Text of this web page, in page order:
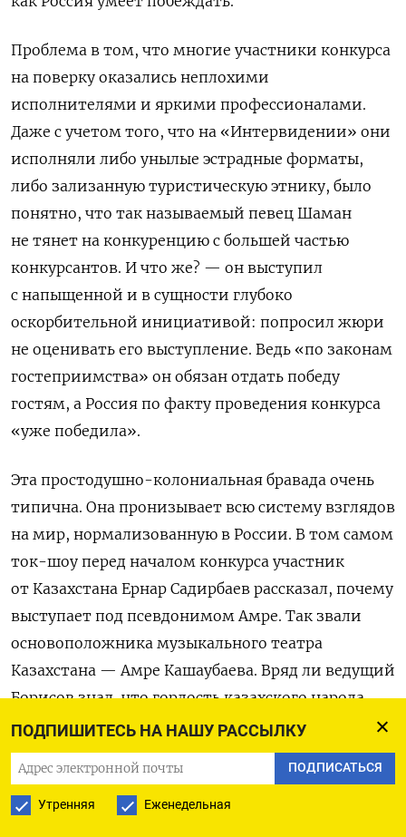
ПОДПИШИТЕСЬ НА НАШУ РАССЫЛКУ
ПОДПИСАТЬСЯ
Утренняя Еженедельная
Проблема в том, что многие участники конкурса
на поверку оказались неплохими
исполнителями и яркими профессионалами.
Даже с учетом того, что на «Интервидении» они
исполняли либо унылые эстрадные форматы,
либо зализанную туристическую этнику, было
понятно, что так называемый певец Шаман
не тянет на конкуренцию с большей частью
конкурсантов. И что же? — он выступил
с напыщенной и в сущности глубоко
оскорбительной инициативой: попросил жюри
не оценивать его выступление. Ведь «по законам
гостеприимства» он обязан отдать победу
гостям, а Россия по факту проведения конкурса
«уже победила».
Эта простодушно-колониальная бравада очень
типична. Она пронизывает всю систему взглядов
на мир, нормализованную в России. В том самом
ток-шоу перед началом конкурса участник
от Казахстана Ернар Садирбаев рассказал, почему
выступает под псевдонимом Амре. Так звали
основоположника музыкального театра
Казахстана — Амре Кашаубаева. Вряд ли ведущий
Борисов знал, что гордость казахского народа
была убита чекистами в 1934 году, но инстинкты
у него развиты хорошо. Едва дождавшись конца
реплики, он выкрикнул, что наставником
Садирбаева в шоу «Голос» был Дима Билан. «Есть